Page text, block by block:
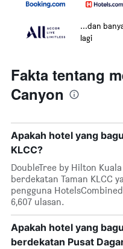
...dan
lagi
Fakta tentang
Canyon
Apakah hotel yang
KLCC?
DoubleTree by Hilton
berdekatan Taman KLCC
pengguna
6,607 ulasan.
Apakah hotel yang
berdekatan Pusat